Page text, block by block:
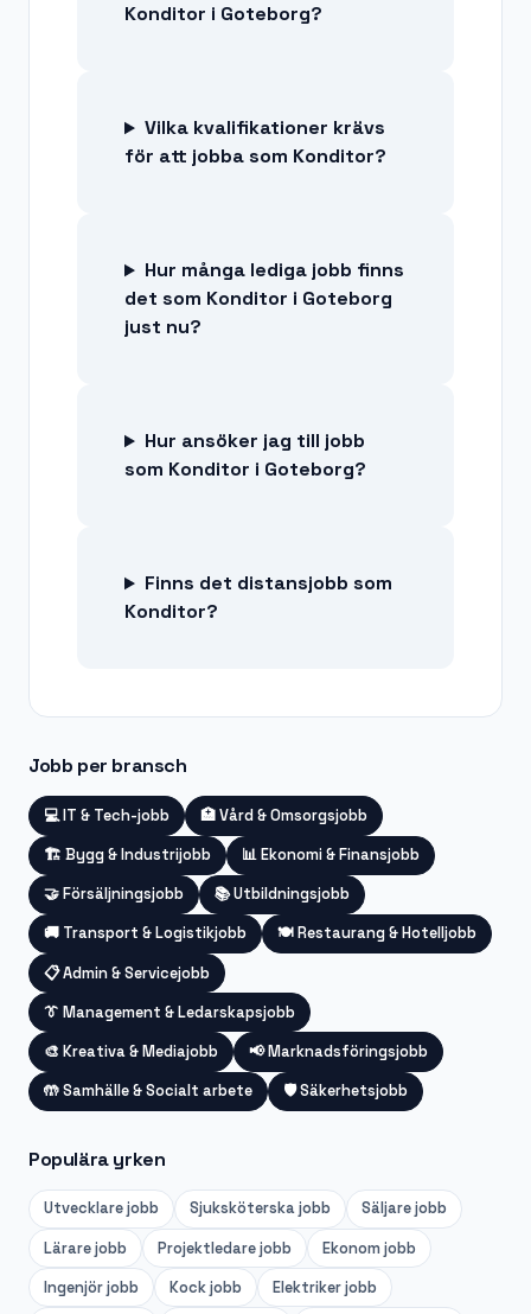
Konditor i Goteborg?
Vilka kvalifikationer krävs
för att jobba som Konditor?
Hur många lediga jobb finns
det som Konditor i Goteborg
just nu?
Hur ansöker jag till jobb
som Konditor i Goteborg?
Finns det distansjobb som
Konditor?
Jobb per bransch
💻IT & Tech-jobb 🏥Vård & Omsorgsjobb
🏗️ Bygg & Industrijobb 📊Ekonomi & Finansjobb
🤝Försäljningsjobb 📚Utbildningsjobb
🚚 Transport & Logistikjobb 🍽️Restaurang & Hotelljobb
📋Admin & Servicejobb
👔 Management & Ledarskapsjobb
🎨 Kreativa & Mediajobb 📢Marknadsföringsjobb
🤲Samhälle & Socialt arbete 🛡️Säkerhetsjobb
Populära yrken
Utvecklarejobb Sjuksköterskajobb Säljarejobb
Lärarejobb Projektledarejobb Ekonom jobb
Ingenjörjobb Kockjobb Elektrikerjobb